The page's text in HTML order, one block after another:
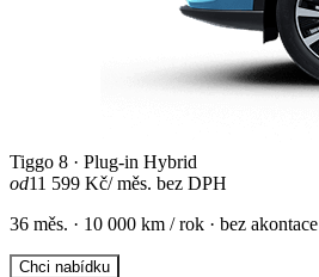
Tiggo 8 · Plug-in Hybrid
od11 599 Kč/ měs. bez DPH
36 měs. · 10 000 km / rok · bez akontace
Chci nabídku